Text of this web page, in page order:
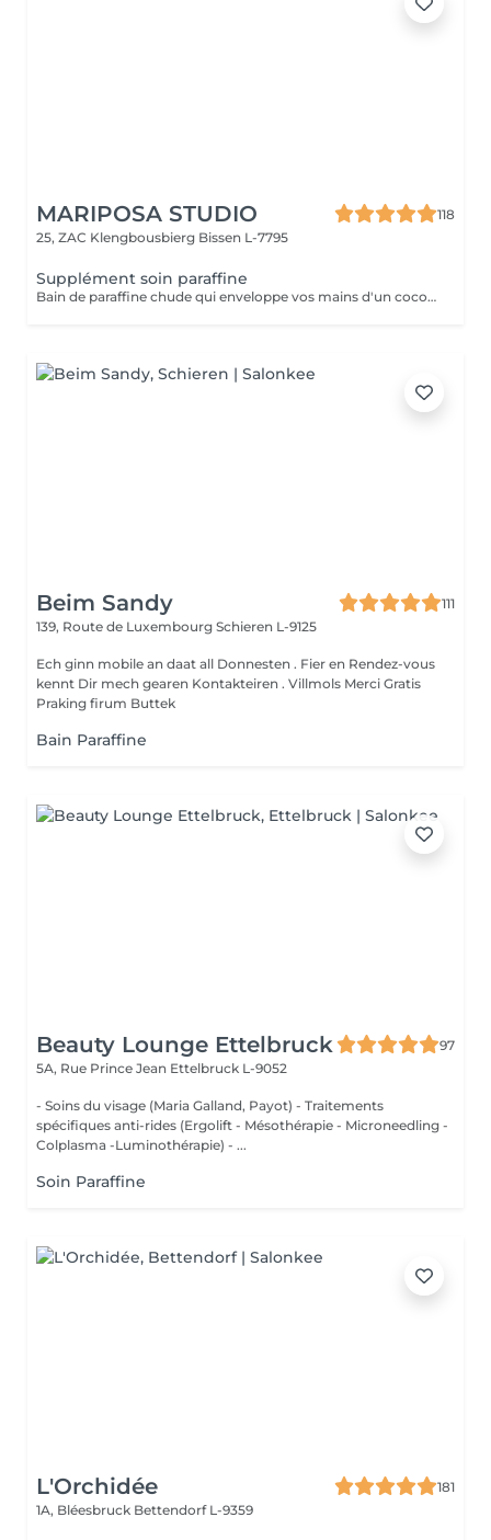
MARIPOSA STUDIO
118
25, ZAC Klengbousbierg Bissen L-7795
Supplément soin paraffine
Bain de paraffine chude qui enveloppe vos mains d'un cocon nourrissant
Beim Sandy
111
139, Route de Luxembourg Schieren L-9125
Ech ginn mobile an daat all Donnesten . Fier en Rendez-vous
kennt Dir mech gearen Kontakteiren . Villmols Merci Gratis
Praking firum Buttek
Bain Paraffine
Beauty Lounge Ettelbruck
97
5A, Rue Prince Jean Ettelbruck L-9052
- Soins du visage (Maria Galland, Payot) - Traitements
spécifiques anti-rides (Ergolift - Mésothérapie - Microneedling -
Colplasma -Luminothérapie) - ...
Soin Paraffine
L'Orchidée
181
1A, Bléesbruck Bettendorf L-9359